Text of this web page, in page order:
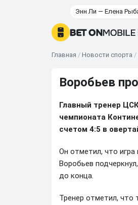
Энн Ли — Елена
Главная / Новости спорта /
Воробьев
Главный тренер
чемпионата
счетом 4:5 в
Он отметил, что
Воробьев
до конца.
Тренер отметил, что